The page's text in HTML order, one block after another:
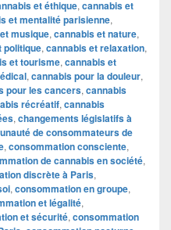
et éthique, cannabis et
et mentalité parisienne,
musique, cannabis et nature,
politique, cannabis et relaxation,
et tourisme, cannabis et
, cannabis pour la douleur,
pour les cancers, cannabis
récréatif, cannabis
, changements législatifs à
de consommateurs de
, consommation consciente,
de cannabis en société,
discrète à Paris,
, consommation en groupe,
et légalité,
et sécurité, consommation